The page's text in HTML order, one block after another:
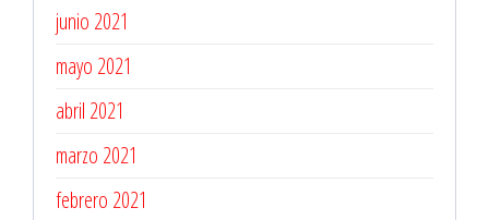
junio 2021
mayo 2021
abril 2021
marzo 2021
febrero 2021